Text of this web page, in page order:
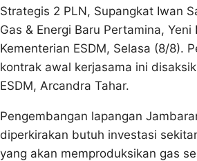
Strategis 2 PLN, Supangkat Iwan
Gas & Energi Baru Pertamina,
Kementerian ESDM, Selasa (8/8).
kontrak awal kerjasama ini
ESDM, Arcandra Tahar.
Pengembangan lapangan
diperkirakan butuh investasi
yang akan memproduksikan gas